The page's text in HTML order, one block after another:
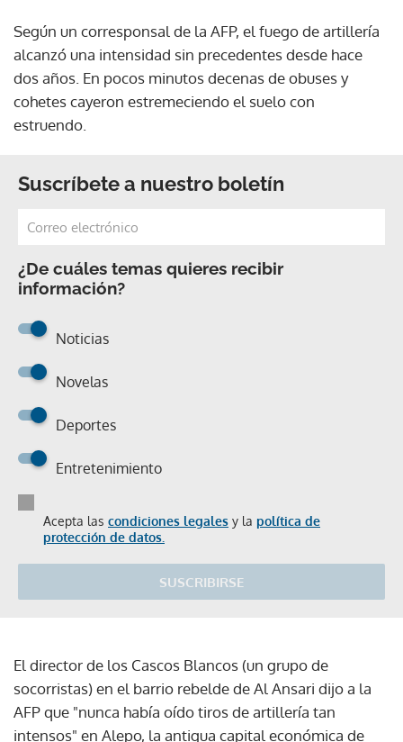
Según un corresponsal de la AFP, el fuego de artillería
alcanzó una intensidad sin precedentes desde hace
dos años. En pocos minutos decenas de obuses y
cohetes cayeron estremeciendo el suelo con
estruendo.
Suscríbete a nuestro boletín
¿De cuáles temas quieres recibir
información?
Noticias
Novelas
Deportes
Entretenimiento
Acepta las condiciones legales y la política de
protección de datos.
SUSCRIBIRSE
El director de los Cascos Blancos (un grupo de
socorristas) en el barrio rebelde de Al Ansari dijo a la
AFP que "nunca había oído tiros de artillería tan
intensos" en Alepo, la antigua capital económica de